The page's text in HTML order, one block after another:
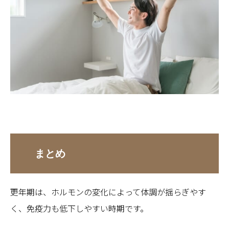
まとめ
更年期は、ホルモンの変化によって体調が揺らぎやす
く、免疫力も低下しやすい時期です。